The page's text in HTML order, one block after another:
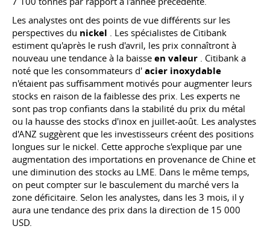
Les analystes ont des points de vue différents sur les
perspectives du nickel . Les spécialistes de Citibank
estiment qu'après le rush d'avril, les prix connaîtront à
nouveau une tendance à la baisse en valeur . Citibank a
noté que les consommateurs d' acier inoxydable
n'étaient pas suffisamment motivés pour augmenter leurs
stocks en raison de la faiblesse des prix. Les experts ne
sont pas trop confiants dans la stabilité du prix du métal
ou la hausse des stocks d'inox en juillet-août. Les analystes
d'ANZ suggèrent que les investisseurs créent des positions
longues sur le nickel. Cette approche s'explique par une
augmentation des importations en provenance de Chine et
une diminution des stocks au LME. Dans le même temps,
on peut compter sur le basculement du marché vers la
zone déficitaire. Selon les analystes, dans les 3 mois, il y
aura une tendance des prix dans la direction de 15 000
USD.